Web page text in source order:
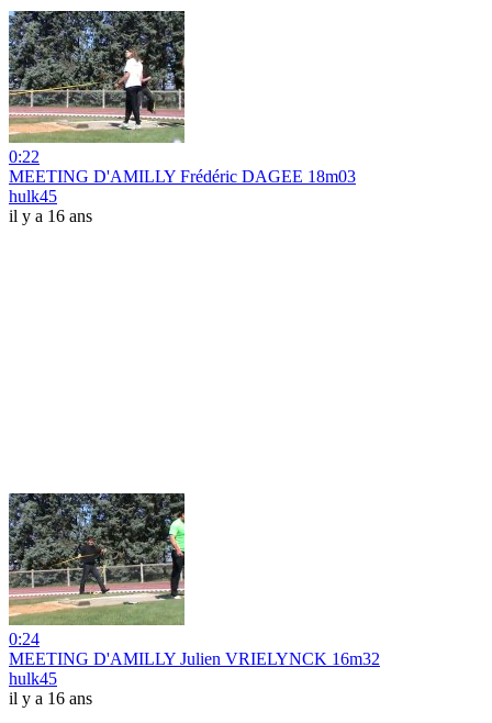
0:22
MEETING D'AMILLY Frédéric DAGEE 18m03
hulk45
il y a 16 ans
0:24
MEETING D'AMILLY Julien VRIELYNCK 16m32
hulk45
il y a 16 ans